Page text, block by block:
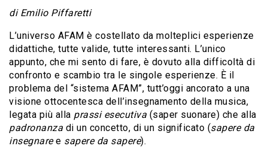
di Emilio Piffaretti
L’universo AFAM è costellato da molteplici esperienze
didattiche, tutte valide, tutte interessanti. L’unico
appunto, che mi sento di fare, è dovuto alla difficoltà di
confronto e scambio tra le singole esperienze. È il
problema del “sistema AFAM”, tutt’oggi ancorato a una
visione ottocentesca dell’insegnamento della musica,
legata più alla prassi esecutiva (saper suonare) che alla
padronanza di un concetto, di un significato (sapere da
insegnaree sapere da sapere).